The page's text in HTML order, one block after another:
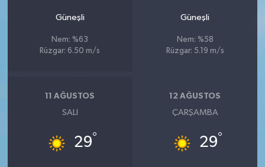
Güneşli
Nem: %63
Rüzgar: 6.50 m/s
Güneşli
Nem: %58
Rüzgar: 5.19 m/s
11 AĞUSTOS
SALI
29°
12 AĞUSTOS
ÇARŞAMBA
29°